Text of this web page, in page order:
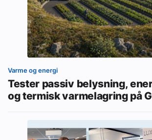
Varme og energi
Tester passiv belysning,
og termisk varmelagring på